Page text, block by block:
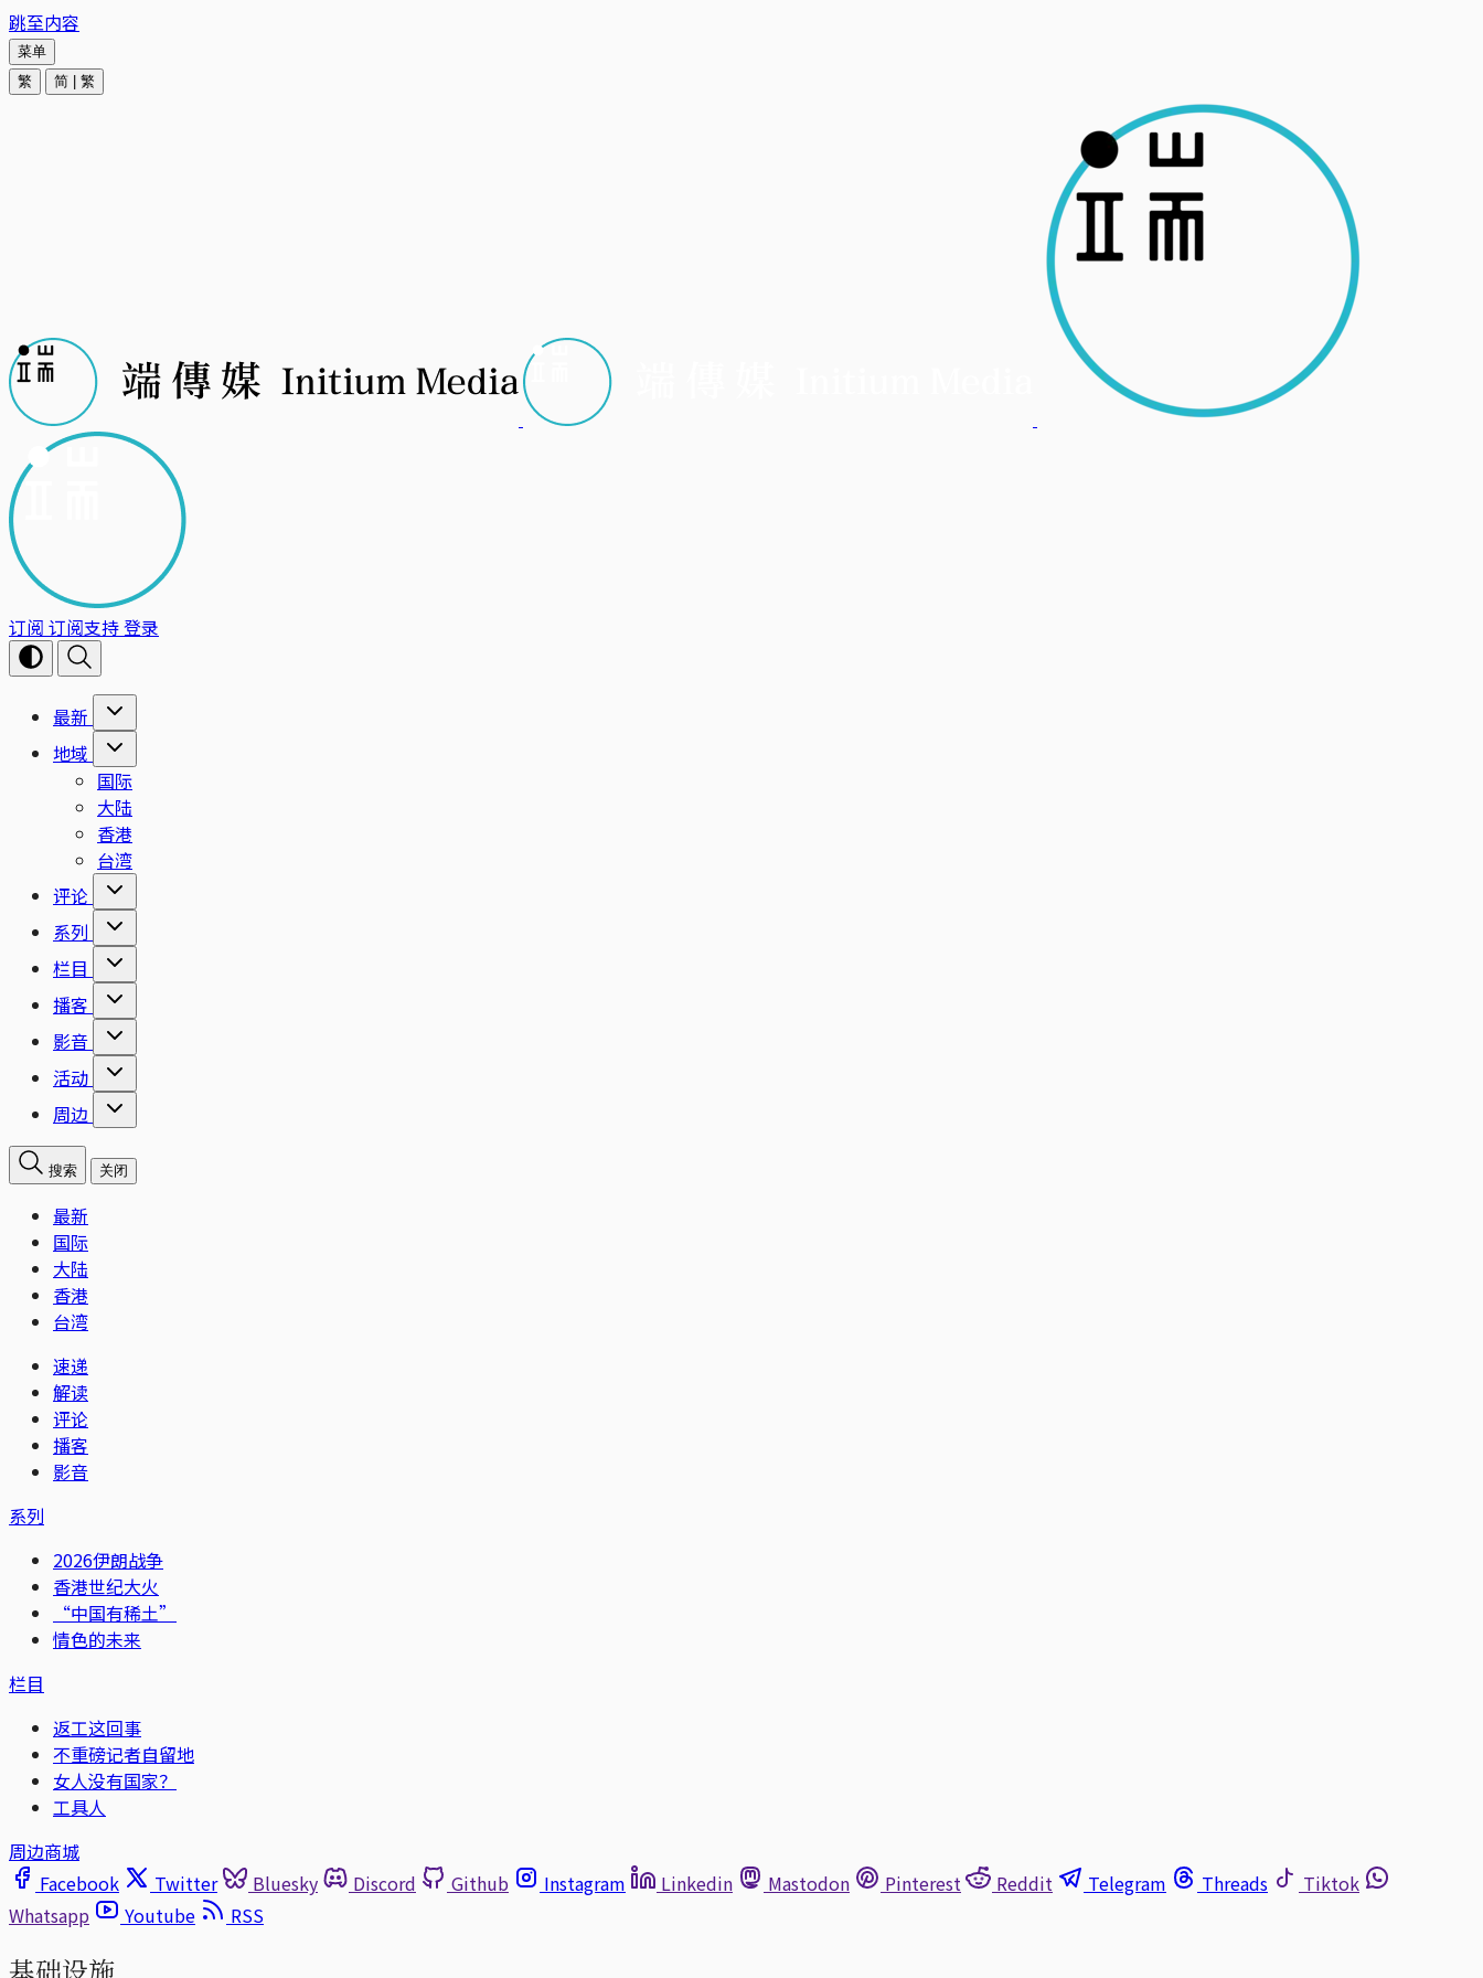
跳至内容
菜单
繁
简 繁
订阅 订阅支持登录
最新
地域
国际
大陆
香港
台湾
评论
系列
栏目
播客
影音
活动
周边
搜索 关闭
最新
国际
大陆
香港
台湾
速递
解读
评论
播客
影音
系列
2026伊朗战争
香港世纪大火
“中国有稀土”
情色的未来
栏目
返工这回事
不重磅记者自留地
女人没有国家？
工具人
周边商城
Facebook
Twitter Bluesky Discord Github Instagram Linkedin Mastodon Pinterest Reddit Telegram Threads
Tiktok
Whatsapp
Youtube RSS
基础设施